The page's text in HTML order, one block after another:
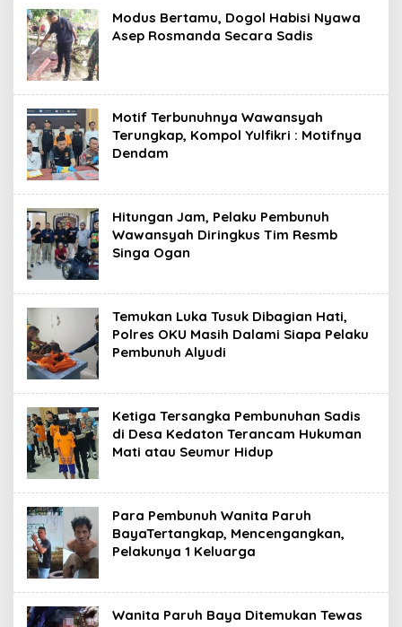
Modus Bertamu, Dogol Habisi Nyawa
Asep Rosmanda Secara Sadis
Motif Terbunuhnya Wawansyah
Terungkap, Kompol Yulfikri : Motifnya
Dendam
Hitungan Jam, Pelaku Pembunuh
Wawansyah Diringkus Tim Resmb
Singa Ogan
Temukan Luka Tusuk Dibagian Hati,
Polres OKU Masih Dalami Siapa Pelaku
Pembunuh Alyudi
Ketiga Tersangka Pembunuhan Sadis
di Desa Kedaton Terancam Hukuman
Mati atau Seumur Hidup
Para Pembunuh Wanita Paruh
BayaTertangkap, Mencengangkan,
Pelakunya 1 Keluarga
Wanita Paruh Baya Ditemukan Tewas